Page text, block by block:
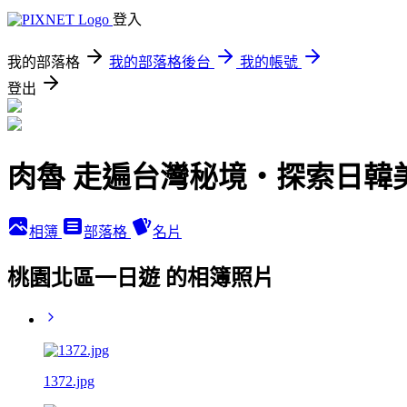
登入
我的部落格 我的部落格後台
我的帳號
登出
肉魯 走遍台灣秘境・探索日韓
相簿 部落格 名片
桃園北區一日遊 的相簿照片
1372.jpg